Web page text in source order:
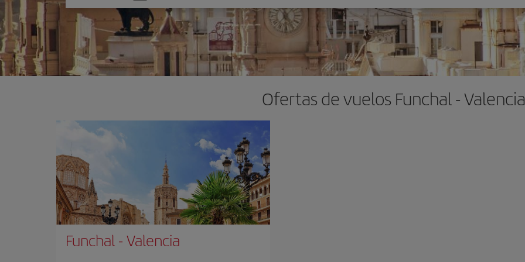
opción
Ofertas de vuelos Funchal - Valencia
Funchal-Valencia